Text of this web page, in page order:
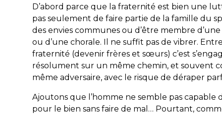
D’abord parce que la fraternité est bien une
pas seulement de faire partie de la famille du
des envies communes ou d’être membre d’une
ou d’une chorale. Il ne suffit pas de vibrer.
fraternité (devenir frères et sœurs) c’est
résolument sur un même chemin, et souvent
même adversaire, avec le risque de déraper
Ajoutons que l’homme ne semble pas capable
pour le bien sans faire de mal… Pourtant,